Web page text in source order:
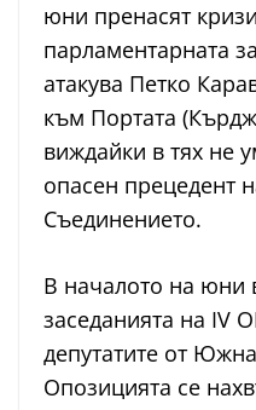
юни пренасят
парламентарната
атакува Петко
към Портата
виждайки в тях не
опасен прецедент
Съединението.
В началото на юни
заседанията на IV
депутатите от
Опозицията се